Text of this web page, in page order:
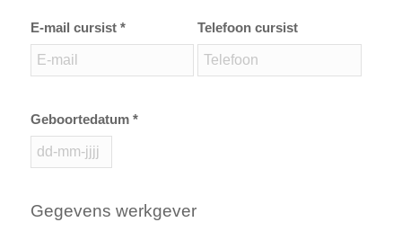
E-mail cursist * Telefoon cursist
Geboortedatum *
Gegevens werkgever